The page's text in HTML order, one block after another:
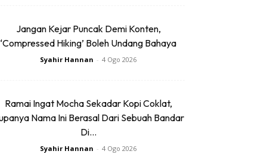
Jangan Kejar Puncak Demi Konten,
‘Compressed Hiking’ Boleh Undang Bahaya
Syahir Hannan - 4 Ogo 2026
Ramai Ingat Mocha Sekadar Kopi Coklat,
Nama Ini Berasal Dari Sebuah Bandar
Di...
Syahir Hannan - 4 Ogo 2026